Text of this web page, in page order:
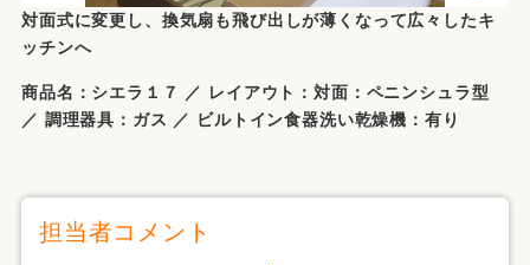
対面式に変更し、換気扇も飛び出しが薄くなって広々したキ
ッチンへ
商品名：シエラ１７ ／ レイアウト：対面：ペニンシュラ型
／ 調理器具：ガス ／ ビルトイン食器洗い乾燥機：有り
担当者コメント